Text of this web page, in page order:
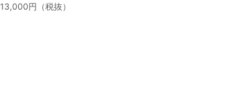
13,000円（税抜）